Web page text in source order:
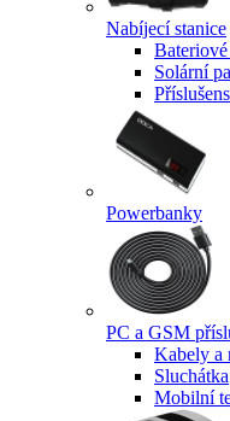
Nabíjecí stanice
Solární
Powerbanky
PC a GSM
Kabely a
Sluchátka
Mobilní